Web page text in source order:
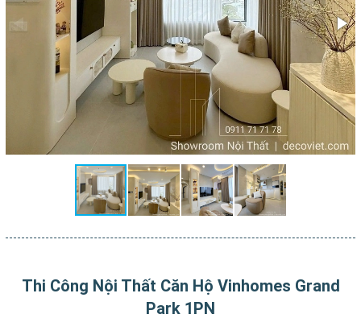
Thi Công Nội Thất Căn Hộ Vinhomes Grand
Park 1PN